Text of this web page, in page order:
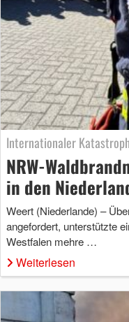
Internationaler
NRW-
in den
Weert (Niederlande) –
angefordert, unterstützte
Westfalen mehre …
Weiterlesen